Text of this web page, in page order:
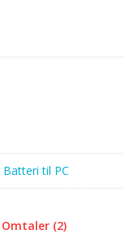
Batteri til PC
Omtaler (2)